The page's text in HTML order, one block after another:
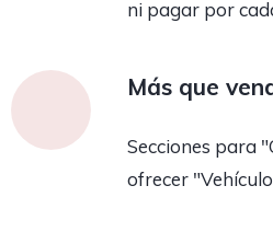
ni pagar por
Más que
Secciones para
ofrecer